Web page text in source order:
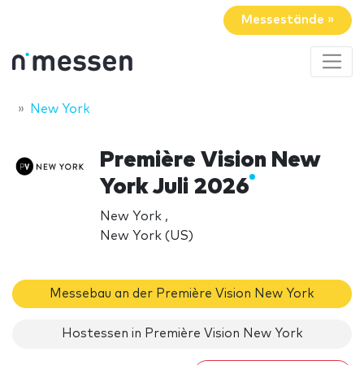
Messestände »
New York
Première Vision New
York Juli 2026
New York ,
New York (US)
Messebau an der Première Vision New York
Hostessen in Première Vision New York